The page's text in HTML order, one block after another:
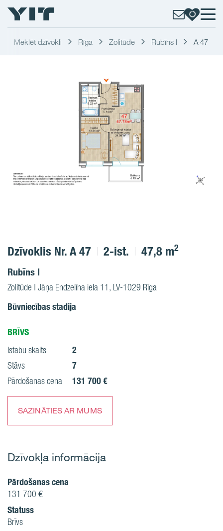
Meklēt dzīvokli Rīga Zolitūde Rubīns I A 47
Dzīvoklis Nr. A 47 2-ist. 47,8 m2
Rubīns I
Zolitūde | Jāņa Endzelīna iela 11, LV-1029 Rīga
Būvniecības stadija
BRĪVS
Istabu skaits 2
Stāvs 7
Pārdošanas cena 131 700 €
SAZINĀTIES AR MUMS
Dzīvokļa informācija
Pārdošanas cena
131 700 €
Statuss
Brīvs